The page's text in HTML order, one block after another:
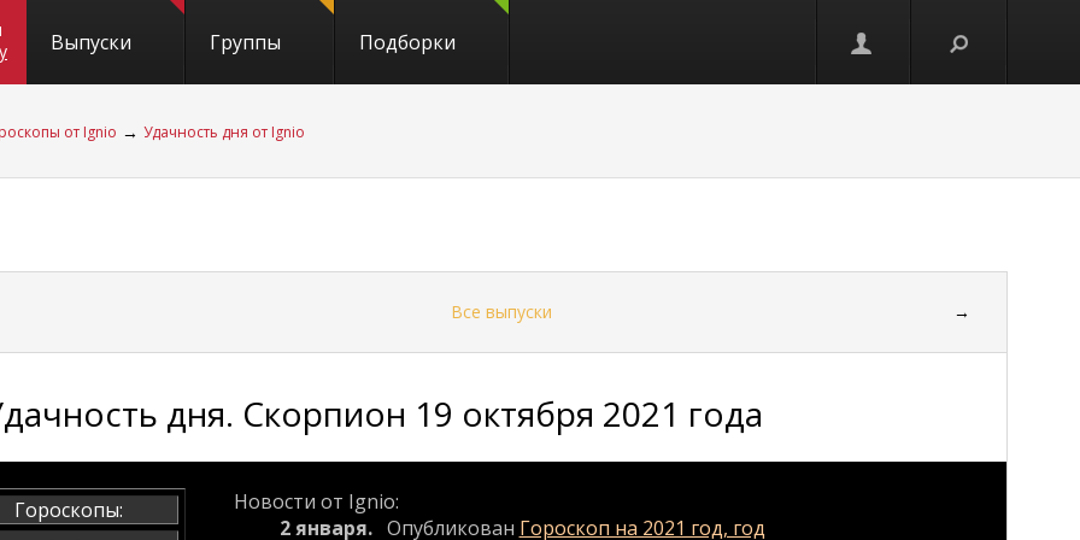
Выпуски Группы Подборки
от Ignio → Удачность дня от Ignio
Все выпуски →
дня. Скорпион 19 октября 2021 года
Гороскопы:
Новости от Ignio:
2 января.Опубликован Гороскоп на 2021 год, год